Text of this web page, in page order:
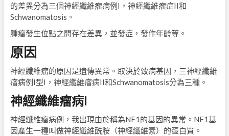
的差異分為三個神經纖維瘤病例I，神經纖維瘤症II和
Schwanomatosis。
腫瘤發生位點之間存在差異，並發症，發作年齡等。
原因
神經纖維瘤的原因是遺傳異常。取決於致病基因，三神經纖維
瘤病例I型I，神經纖維瘤病II和Schwanomatosis分為三種。
神經纖維瘤病I
神經纖維瘤病例，我出現由於稱為NF1的基因的異常。NF1基
因產生一種叫做神經纖維酰胺（神經纖維素）的蛋白質。